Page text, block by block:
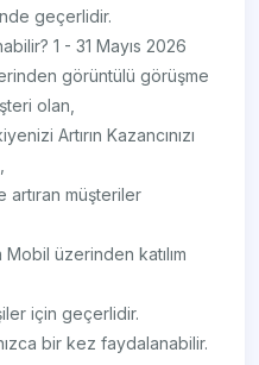
geçerlidir.
1 - 31 Mayıs 2026
görüntülü görüşme
olan,
Artırın Kazancınızı
artıran müşteriler
üzerinden katılım
için geçerlidir.
bir kez faydalanabilir.